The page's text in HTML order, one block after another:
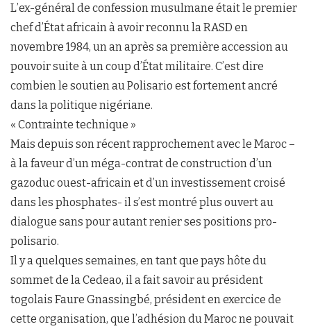
L’ex-général de confession musulmane était le premier
chef d’État africain à avoir reconnu la RASD en
novembre 1984, un an après sa première accession au
pouvoir suite à un coup d’État militaire. C’est dire
combien le soutien au Polisario est fortement ancré
dans la politique nigériane.
« Contrainte technique »
Mais depuis son récent rapprochement avec le Maroc –
à la faveur d’un méga-contrat de construction d’un
gazoduc ouest-africain et d’un investissement croisé
dans les phosphates- il s’est montré plus ouvert au
dialogue sans pour autant renier ses positions pro-
polisario.
Il y a quelques semaines, en tant que pays hôte du
sommet de la Cedeao, il a fait savoir au président
togolais Faure Gnassingbé, président en exercice de
cette organisation, que l’adhésion du Maroc ne pouvait